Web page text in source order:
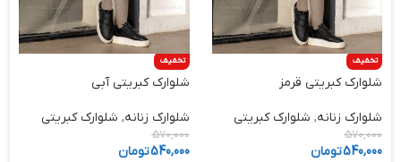
تخفیف
شلوارک کبریتی قرمز
شلوارک زنانه, شلوارک کبریتی
570,000
540,000تومان
تخفیف
شلوارک کبریتی آبی
شلوارک زنانه, شلوارک کبریتی
570,000
540,000تومان